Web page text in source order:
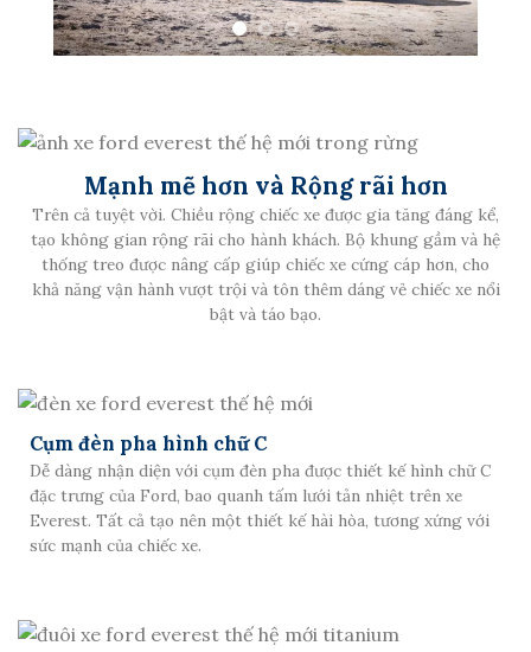
Mạnh mẽ hơn và Rộng rãi hơn
Trên cả tuyệt vời. Chiều rộng chiếc xe được gia tăng đáng kể,
tạo không gian rộng rãi cho hành khách. Bộ khung gầm và hệ
thống treo được nâng cấp giúp chiếc xe cứng cáp hơn, cho
khả năng vận hành vượt trội và tôn thêm dáng vẻ chiếc xe nổi
bật và táo bạo.
Cụm đèn pha hình chữ C
Dễ dàng nhận diện với cụm đèn pha được thiết kế hình chữ C
đặc trưng của Ford, bao quanh tấm lưới tản nhiệt trên xe
Everest. Tất cả tạo nên một thiết kế hài hòa, tương xứng với
sức mạnh của chiếc xe.